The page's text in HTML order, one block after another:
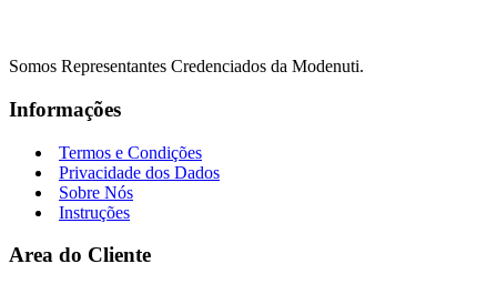
Somos Representantes Credenciados da Modenuti.
Informações
Termos e Condições
Privacidade dos Dados
Sobre Nós
Instruções
Area do Cliente